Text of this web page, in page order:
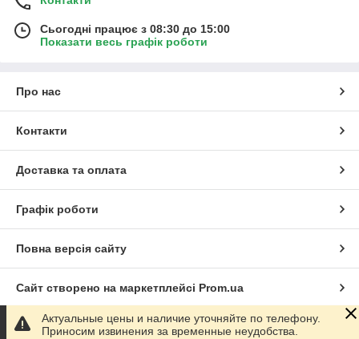
Сьогодні працює з 08:30 до 15:00
Показати весь графік роботи
Про нас
Контакти
Доставка та оплата
Графік роботи
Повна версія сайту
Сайт створено на маркетплейсі Prom.ua
Політика конфіденційності
Актуальные цены и наличие уточняйте по телефону.
Приносим извинения за временные неудобства.